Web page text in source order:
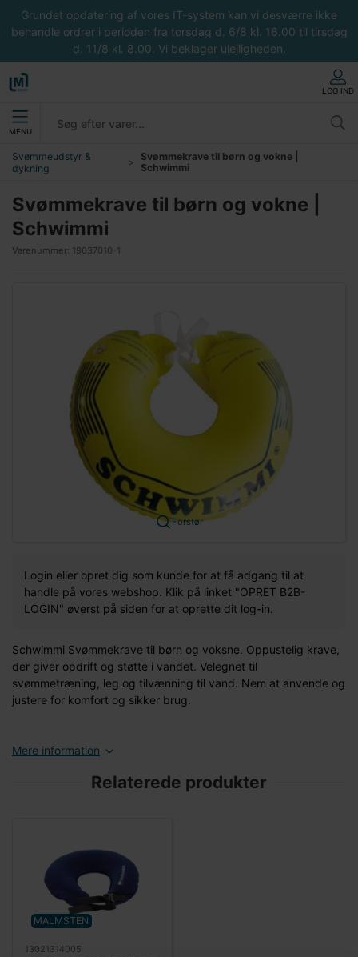
Grundet opdatering af vores IT-system kan vi desværre ikke
behandle ordrer i perioden fra torsdag d. 6/8 kl. 16.00 til tirsdag
d. 11/8 kl. 8.00. Vi beklager ulejligheden.
LOG IND
MENU
Svømmeudstyr &
dykning
Svømmekrave til børn og vokne |
Schwimmi
Svømmekrave til børn og vokne |
Schwimmi
Varenummer: 19037010-1
Forstør
Login eller opret dig som kunde for at få adgang til at
handle på vores webshop. Klik på linket "OPRET B2B-
LOGIN" øverst på siden for at oprette dit log-in.
Schwimmi Svømmekrave til børn og voksne. Oppustelig krave,
der giver opdrift og støtte i vandet. Velegnet til
svømmetræning, leg og tilvænning til vand. Nem at anvende og
justere for komfort og sikker brug.
Mere information
Relaterede produkter
MALMSTEN
13021314005